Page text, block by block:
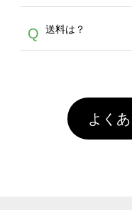
トは発送
からご利用
年間です
文回数に
頂いても、
クにカウ
ワイト、
といって、
を塗布し
害な性質で
お手数で
していた
通常注文・
A
ません。い
像
Q 送料は？
引」など
場合は送
い。
よく